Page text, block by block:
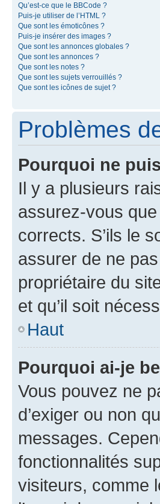
Qu’est-ce que le BBCode ?
Puis-je utiliser de l’HTML ?
Que sont les émoticônes ?
Puis-je insérer des images ?
Que sont les annonces globales ?
Que sont les annonces ?
Que sont les notes ?
Que sont les sujets verrouillés ?
Que sont les icônes de sujet ?
Problèmes
Pourquoi ne
Il y a plusieurs
assurez-vous
corrects. S’ils le
assurer de ne
propriétaire du
et qu’il soit
Haut
Pourquoi ai-je
Vous pouvez ne
d’exiger ou non
messages.
fonctionnalités
visiteurs, comme